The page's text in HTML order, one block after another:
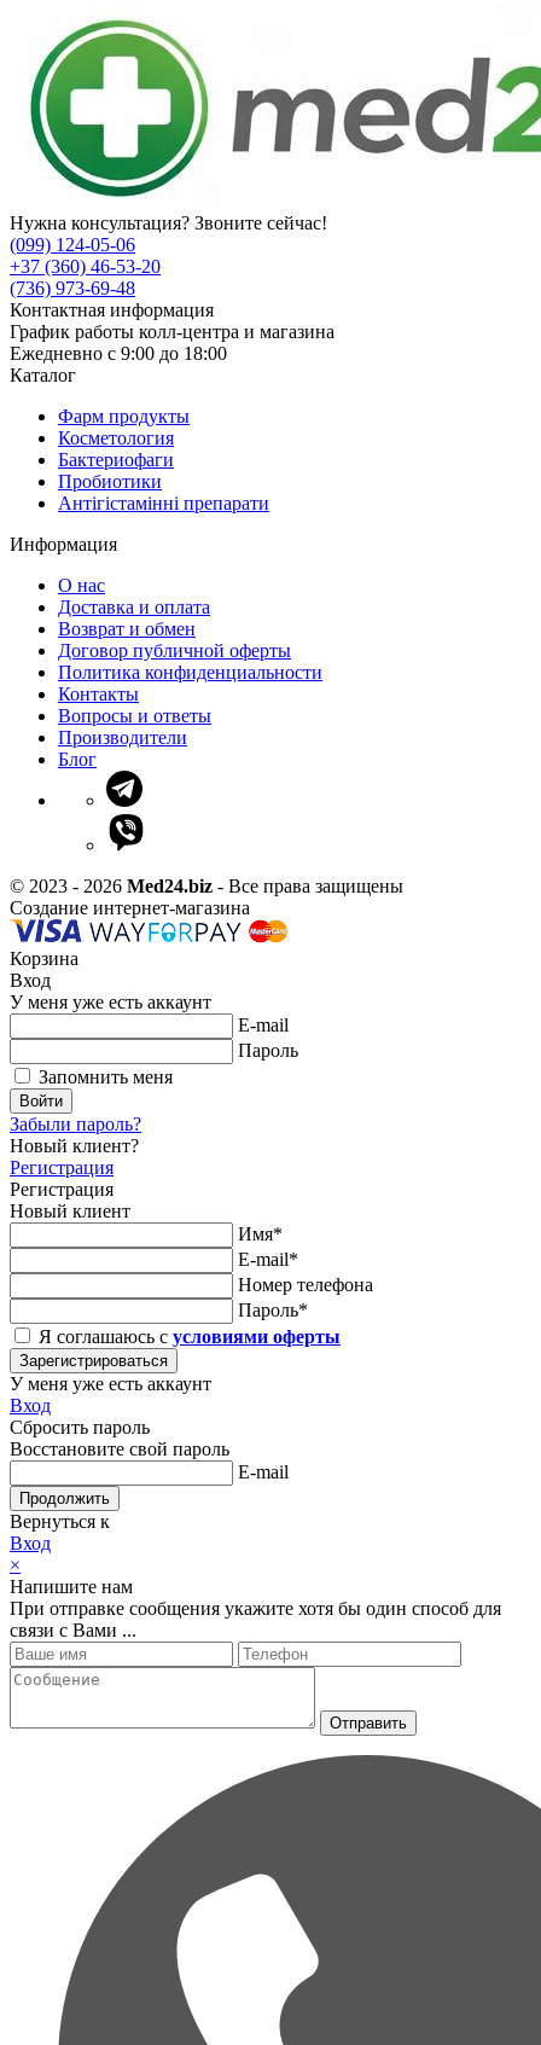
Нужна консультация? Звоните сейчас!
(099) 124-05-06
+37 (360) 46-53-20
(736) 973-69-48
Контактная информация
График работы колл-центра и магазина
Ежедневно с 9:00 до 18:00
Каталог
Фарм продукты
Косметология
Бактериофаги
Пробиотики
Антігістамінні препарати
Информация
О нас
Доставка и оплата
Возврат и обмен
Договор публичной оферты
Политика конфиденциальности
Контакты
Вопросы и ответы
Производители
Блог
© 2023 - 2026 Med24.biz - Все права защищены
Создание интернет-магазина
Корзина
Вход
У меня уже есть аккаунт
E-mail
Пароль
Запомнить меня
Войти
Забыли пароль?
Новый клиент?
Регистрация
Регистрация
Новый клиент
Имя*
E-mail*
Номер телефона
Пароль*
Я соглашаюсь с условиями оферты
Зарегистрироваться
У меня уже есть аккаунт
Вход
Сбросить пароль
Восстановите свой пароль
E-mail
Продолжить
Вернуться к
Вход
×
Напишите нам
При отправке сообщения укажите хотя бы один способ для
связи с Вами ...
Отправить